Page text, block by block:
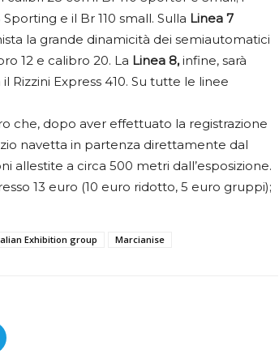
e il Br 110 small. Sulla Linea 7
la grande dinamicità dei semiautomatici
12 e calibro 20. La Linea 8,infine, sarà
Rizzini Express 410. Su tutte le linee
che, dopo aver effettuato la registrazione
navetta in partenza direttamente dal
allestite a circa 500 metri dall’esposizione.
13 euro (10 euro ridotto, 5 euro gruppi);
Exhibition group Marcianise